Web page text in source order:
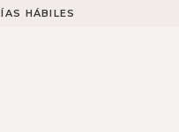
HÁBILES​